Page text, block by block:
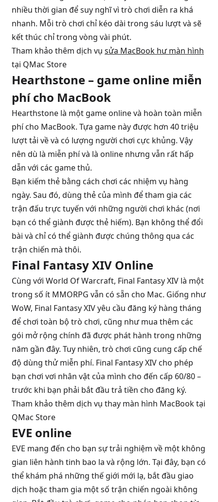
nhiều thời gian để suy nghĩ vì trò chơi diễn ra khá
nhanh. Mỗi trò chơi chỉ kéo dài trong sáu lượt và sẽ
kết thúc chỉ trong vòng vài phút.
Tham khảo thêm dịch vụ sửa MacBook hư màn hình
tại QMac Store
Hearthstone – game online miễn
phí cho MacBook
Hearthstone là một game online và hoàn toàn miễn
phí cho MacBook. Tựa game này được hơn 40 triệu
lượt tải về và có lượng người chơi cực khủng. Vậy
nên dù là miễn phí và là online nhưng vẫn rất hấp
dẫn với các game thủ.
Bạn kiếm thẻ bằng cách chơi các nhiệm vụ hàng
ngày. Sau đó, dùng thẻ của mình để tham gia các
trận đấu trực tuyến với những người chơi khác (nơi
bạn có thể giành được thẻ hiếm). Bạn không thể đổi
bài và chỉ có thể giành được chúng thông qua các
trận chiến mà thôi.
Final Fantasy XIV Online
Cùng với World Of Warcraft, Final Fantasy XIV là một
trong số ít MMORPG vẫn có sẵn cho Mac. Giống như
WoW, Final Fantasy XIV yêu cầu đăng ký hàng tháng
để chơi toàn bộ trò chơi, cũng như mua thêm các
gói mở rộng chính đã được phát hành trong những
năm gần đây. Tuy nhiên, trò chơi cũng cung cấp chế
độ dùng thử miễn phí. Final Fantasy XIV cho phép
bạn chơi vơi nhân vật của mình cho đến cấp 60/80 –
trước khi bạn phải bắt đầu trả tiền cho đăng ký.
Tham khảo thêm dịch vụ thay màn hình MacBooktại
QMac Store
EVE online
EVE mang đến cho bạn sự trải nghiệm về một không
gian liên hành tinh bao la và rộng lớn. Tại đây, bạn có
thể khám phá những thế giới mới lạ, bắt đầu giao
dịch hoặc tham gia một số trận chiến ngoài không